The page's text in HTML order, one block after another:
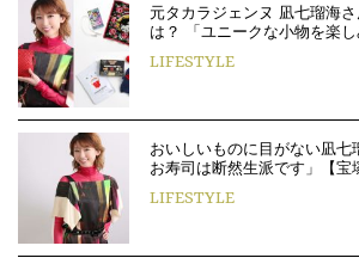
元タカラジェンヌ 凪七瑠海
は？ 「ユニークな小物を楽
LIFESTYLE
おいしいものに目がない凪七
お寿司は断然生派です」【宝
LIFESTYLE